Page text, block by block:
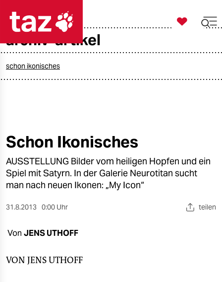
öko
gesellschaft
kultur
sport
wahrheit

taz zahl ich
archiv-artikel
schon ikonisches
Schon Ikonisches
AUSSTELLUNG Bilder vom heiligen Hopfen und ein
Spiel mit Satyrn. In der Galerie Neurotitan sucht
man nach neuen Ikonen: „My Icon“
31.8.2013 0:00 Uhr teilen
Von JENS UTHOFF
VON JENS UTHOFF